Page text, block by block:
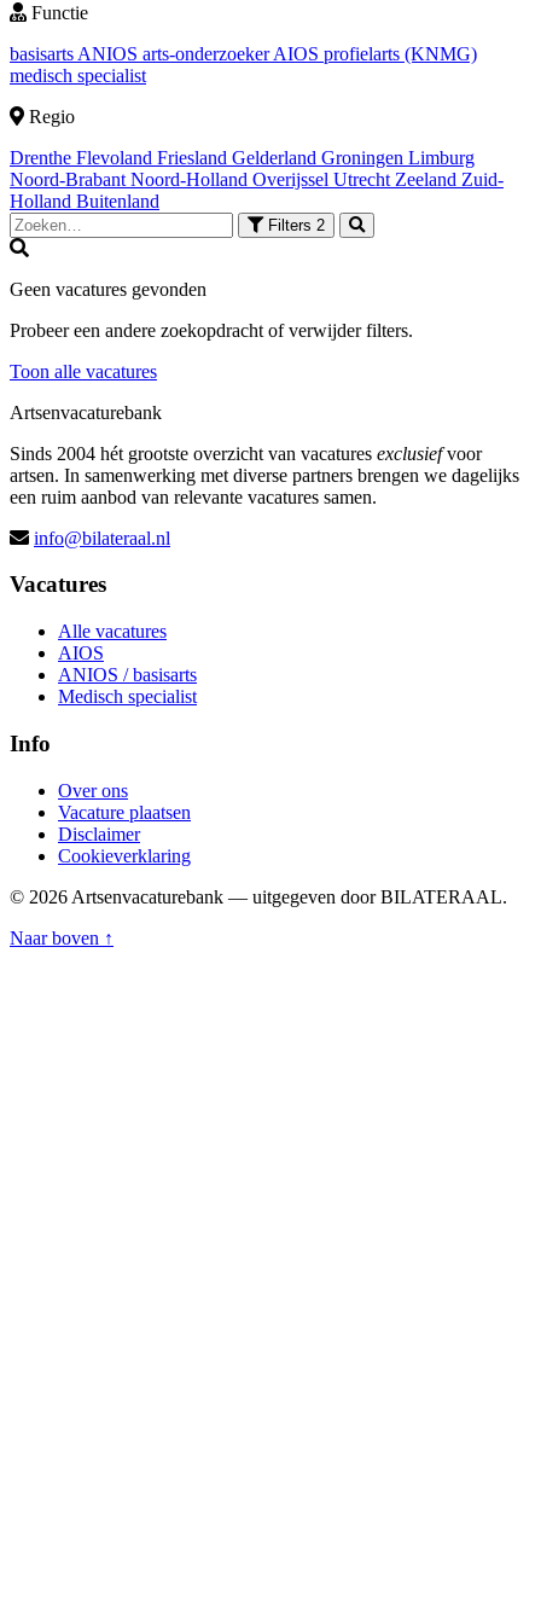
Functie
basisarts ANIOS arts-onderzoekerAIOS profielarts (KNMG)
medisch specialist
Regio
Drenthe Flevoland Friesland Gelderland Groningen Limburg
Noord-Brabant Noord-Holland Overijssel Utrecht Zeeland Zuid-
Holland Buitenland
Filters 2
Geen vacatures gevonden
Probeer een andere zoekopdracht of verwijder filters.
Toon alle vacatures
Artsenvacaturebank
Sinds 2004 hét grootste overzicht van vacatures exclusiefvoor
artsen. In samenwerking met diverse partners brengen we dagelijks
een ruim aanbod van relevante vacatures samen.
info@bilateraal.nl
Vacatures
Alle vacatures
AIOS
ANIOS / basisarts
Medisch specialist
Info
Over ons
Vacature plaatsen
Disclaimer
Cookieverklaring
© 2026 Artsenvacaturebank — uitgegeven door BILATERAAL.
Naar boven ↑